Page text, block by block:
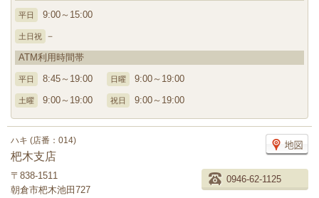
平日 9:00～15:00
土日祝
－
ATM利用時間帯
平日 8:45～19:00
土曜 9:00～19:00
日曜 9:00～19:00
祝日 9:00～19:00
ハキ (店番：014)
杷木支店
0946-62-1125
〒838-1511
朝倉市杷木池田727